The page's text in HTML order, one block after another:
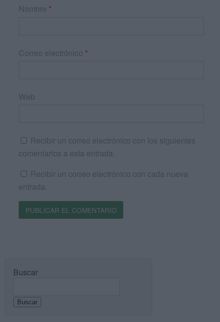
Nombre *
Correo electrónico *
Web
Recibir un correo electrónico con los siguientes
comentarios a esta entrada.
Recibir un correo electrónico con cada nueva
entrada.
Buscar
Buscar